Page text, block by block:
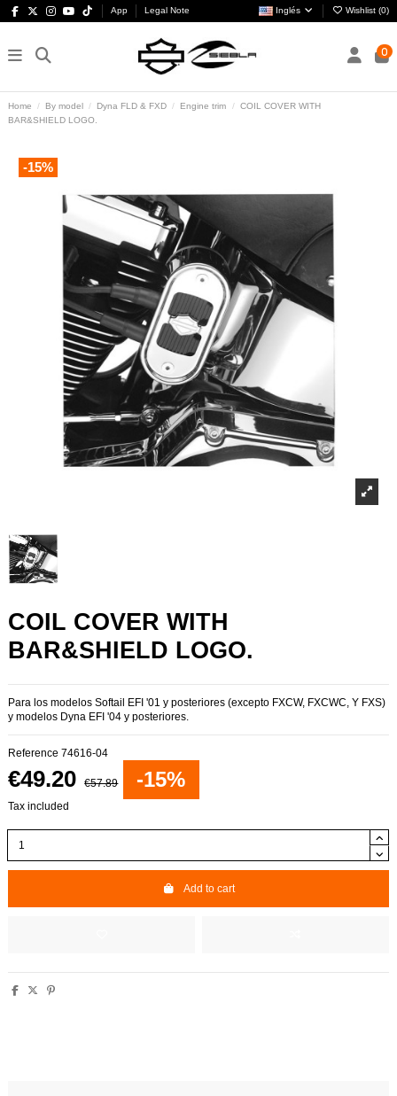
App Legal Note Inglés Wishlist (0)
0
Home By model Dyna FLD & FXD Engine trim
COIL COVER WITH
BAR&SHIELD LOGO.
-15%
COIL COVER WITH
BAR&SHIELD LOGO.
Para los modelos Softail EFI '01 y posteriores (excepto FXCW, FXCWC, Y FXS)
y modelos Dyna EFI '04 y posteriores.
Reference 74616-04
€49.20 €57.89 -15%
Tax included
Add to cart